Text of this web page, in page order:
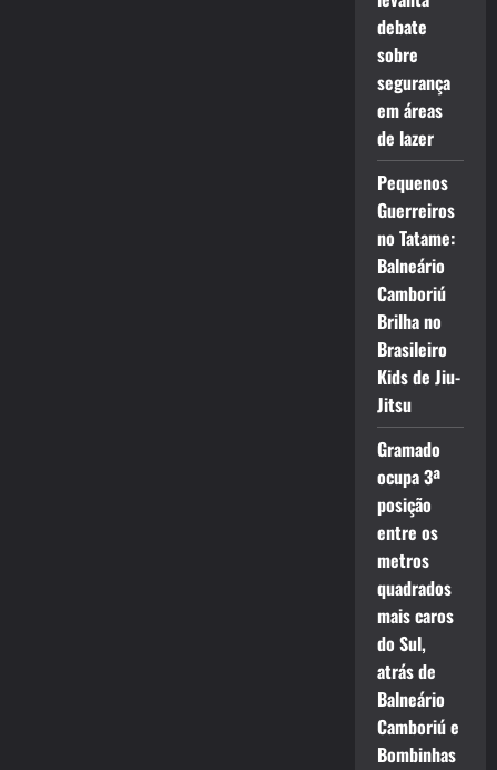
debate
sobre
segurança
em áreas
de lazer
Pequenos
Guerreiros
no Tatame:
Balneário
Camboriú
Brilha no
Brasileiro
Kids de Jiu-
Jitsu
Gramado
ocupa 3ª
posição
entre os
metros
quadrados
mais caros
do Sul,
atrás de
Balneário
Camboriú e
Bombinhas